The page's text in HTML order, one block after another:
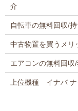
介
自転車の無料回収/
中古物置を買うメリ
エアコンの無料回収
上位機種 イナバ ナ